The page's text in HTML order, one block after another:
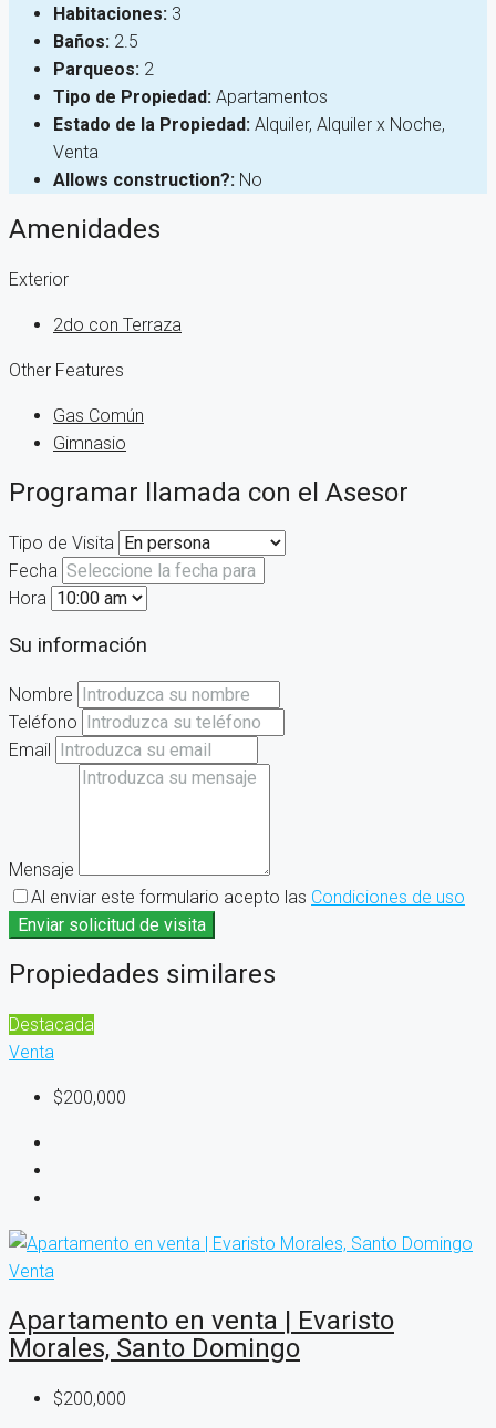
Habitaciones: 3
Baños: 2.5
Parqueos: 2
Tipo de Propiedad: Apartamentos
Estado de la Propiedad: Alquiler, Alquiler x Noche,
Venta
Allows construction?: No
Amenidades
Exterior
2do con Terraza
Other Features
Gas Común
Gimnasio
Programar llamada con el Asesor
Tipo de Visita
Fecha
Hora
Su información
Nombre
Teléfono
Email
Mensaje
Al enviar este formulario acepto las Condiciones de uso
Enviar solicitud de visita
Propiedades similares
Destacada
Venta
$200,000
Venta
Apartamento en venta | Evaristo
Morales, Santo Domingo
$200,000